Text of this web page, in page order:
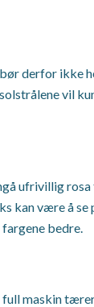
derfor ikke
vil
ufrivillig
kan være å
bedre.
maskin